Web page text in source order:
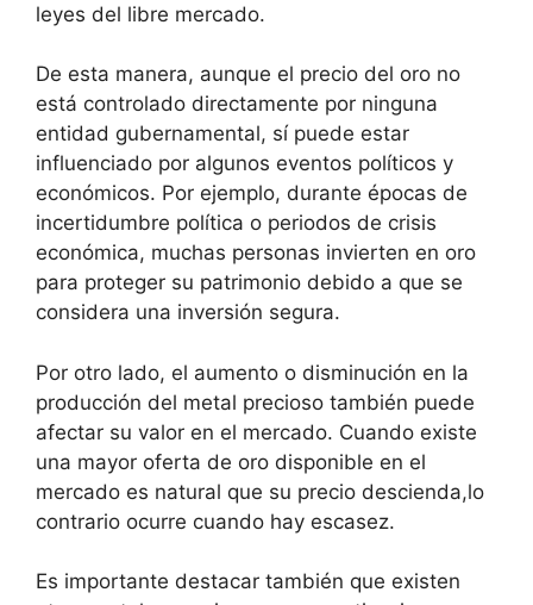
leyes del libre mercado.
De esta manera, aunque el precio del oro no
está controlado directamente por ninguna
entidad gubernamental, sí puede estar
influenciado por algunos eventos políticos y
económicos. Por ejemplo, durante épocas de
incertidumbre política o periodos de crisis
económica, muchas personas invierten en oro
para proteger su patrimonio debido a que se
considera una inversión segura.
Por otro lado, el aumento o disminución en la
producción del metal precioso también puede
afectar su valor en el mercado. Cuando existe
una mayor oferta de oro disponible en el
mercado es natural que su precio descienda,lo
contrario ocurre cuando hay escasez.
Es importante destacar también que existen